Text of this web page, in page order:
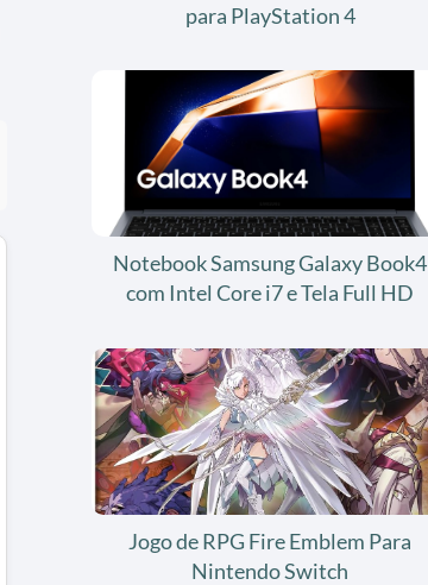
para PlayStation 4
Notebook Samsung Galaxy Book4
com Intel Core i7 e Tela Full HD
Jogo de RPG Fire Emblem Para
Nintendo Switch